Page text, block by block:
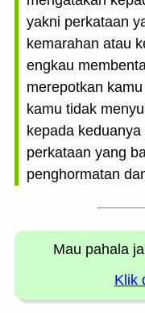
yakni perkataan
kemarahan atau
engkau
merepotkan
kamu tidak
kepada
perkataan yang
penghormatan
Mau pahala
Klik